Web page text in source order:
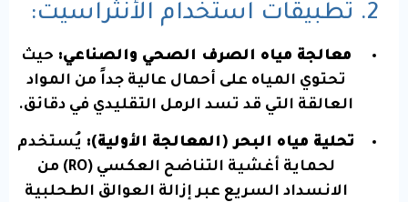
2. تطبيقات استخدام الأنثراسيت:
معالجة مياه الصرف الصحي والصناعي: حيث
تحتوي المياه على أحمال عالية جداً من المواد
العالقة التي قد تسد الرمل التقليدي في دقائق.
تحلية مياه البحر (المعالجة الأولية): يُستخدم
لحماية أغشية التناضح العكسي (RO) من
الانسداد السريع عبر إزالة العوالق الطحلبية